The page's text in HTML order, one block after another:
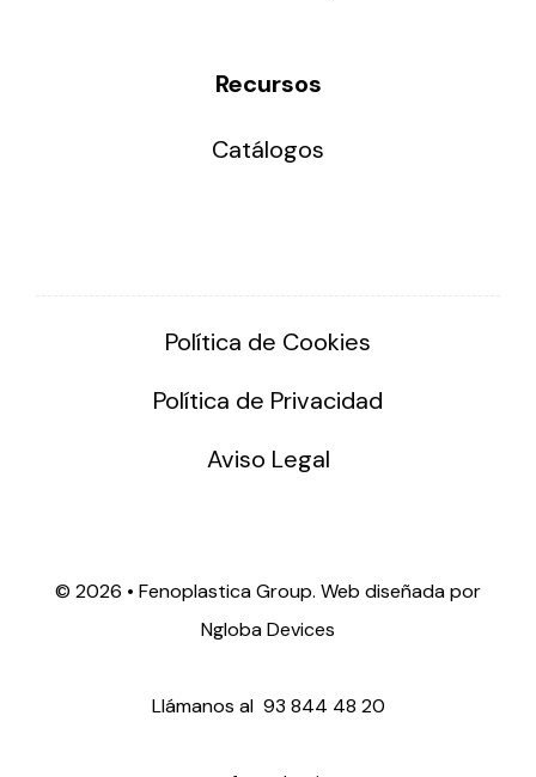
Recursos
Catálogos
Política de Cookies
Política de Privacidad
Aviso Legal
© 2026 • Fenoplastica Group. Web diseñada por
Ngloba Devices
Llámanos al 93 844 48 20